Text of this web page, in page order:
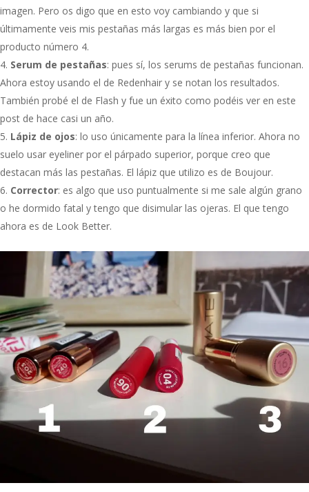
imagen. Pero os digo que en esto voy cambiando y que si
últimamente veis mis pestañas más largas es más bien por el
producto número 4.
Serum de pestañas: pues sí, los serums de pestañas funcionan.
Ahora estoy usando el de Redenhair y se notan los resultados.
También probé el de Flash y fue un éxito como podéis ver en este
post de hace casi un año.
Lápiz de ojos: lo uso únicamente para la línea inferior. Ahora no
suelo usar eyeliner por el párpado superior, porque creo que
destacan más las pestañas. El lápiz que utilizo es de Boujour.
Corrector: es algo que uso puntualmente si me sale algún grano
o he dormido fatal y tengo que disimular las ojeras. El que tengo
ahora es de Look Better.